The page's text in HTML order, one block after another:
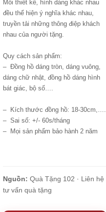
Mỗi thiết kế, hình dáng khác nhau
đều thể hiện ý nghĩa khác nhau,
truyền tải những thông điệp khách
nhau của người tặng.
Quy cách sản phẩm:
– Đồng hồ dáng tròn, dáng vuông,
dáng chữ nhật, đồng hồ dáng hình
bát giác, bộ số….
– Kích thước đồng hồ: 18-30cm,….
– Sai số: +/- 60s/tháng
– Mọi sản phẩm bảo hành 2 năm
Nguồn: Quà Tặng 102 · Liên hệ
tư vấn quà tặng